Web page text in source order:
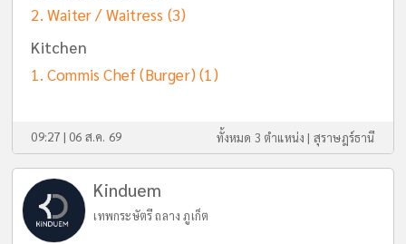
Waiter / Waitress (3)
Kitchen
Commis Chef (Burger) (1)
09:27 | 06 ส.ค. 69 ทั้งหมด 3 ตำแหน่ง | สุราษฎร์ธานี
Kinduem
เทพกระษัตรี ถลาง ภูเก็ต